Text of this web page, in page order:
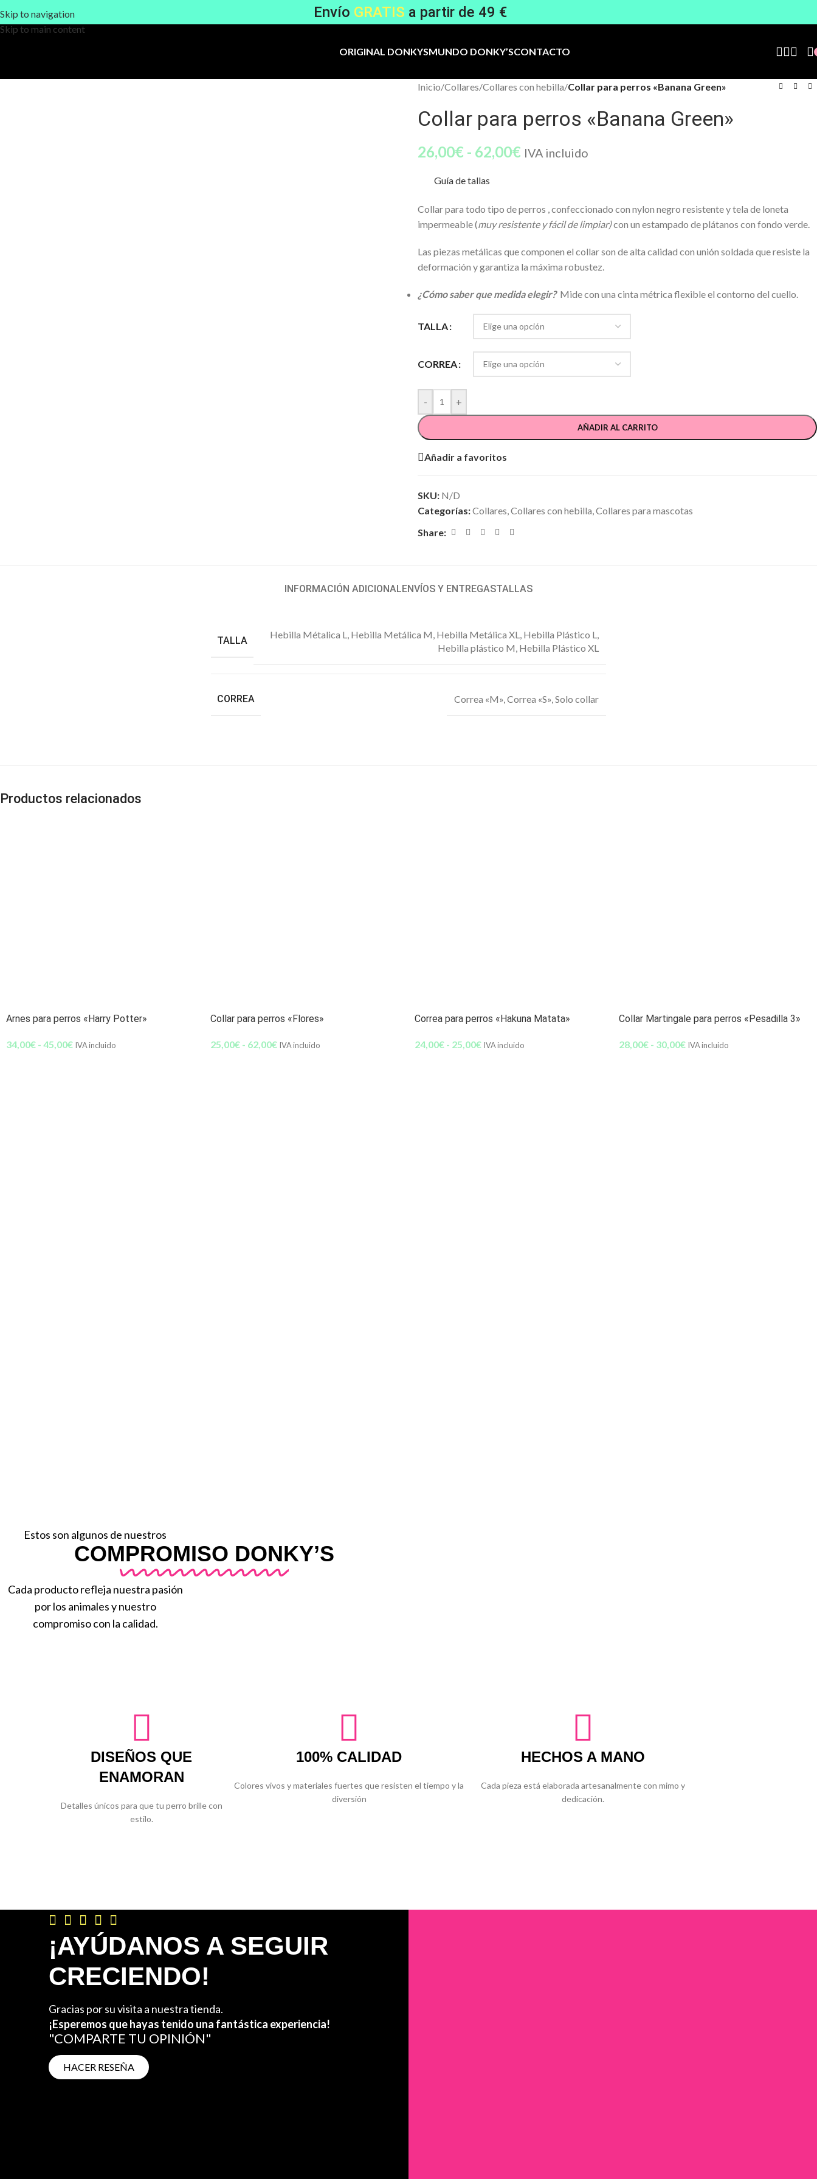
Skip to navigation
Skip to main content
Envío GRATIS a partir de 49 €
ORIGINAL DONKYSMUNDO DONKY’SCONTACTO
Inicio/Collares/Collares con hebilla/Collar para perros «Banana Green»
Collar para perros «Banana Green»
26,00€ - 62,00€ IVA incluido
Guía de tallas
Collar para todo tipo de perros , confeccionado con nylon negro resistente y tela de loneta
impermeable (muy resistente y fácil de limpiar)con un estampado de plátanos con fondo verde.
Las piezas metálicas que componen el collar son de alta calidad con unión soldada que resiste la
deformación y garantiza la máxima robustez.
¿Cómo saber que medida elegir? Mide con una cinta métrica flexible el contorno del cuello.
TALLA
CORREA
- +
AÑADIR AL CARRITO
Añadir a favoritos
SKU: N/D
Categorías:Collares,Collares con hebilla,Collares para mascotas
Share:
INFORMACIÓN ADICIONALENVÍOS Y ENTREGASTALLAS
TALLA
Hebilla Métalica L, Hebilla Metálica M, Hebilla Metálica XL, Hebilla Plástico L,
Hebilla plástico M, Hebilla Plástico XL
CORREA Correa «M»,Correa «S»,Solo collar
Productos relacionados
Arnes para perros «Harry Potter»
34,00€ - 45,00€ IVA incluido
Collar para perros «Flores»
25,00€ - 62,00€ IVA incluido
Correa para perros «Hakuna Matata»
24,00€ - 25,00€ IVA incluido
Collar Martingale para perros «Pesadilla 3»
28,00€ - 30,00€ IVA incluido
Estos son algunos de nuestros
COMPROMISO DONKY’S
Cada producto refleja nuestra pasión
por los animales y nuestro
compromiso con la calidad.
DISEÑOS QUE
ENAMORAN
Detalles únicos para que tu perro brille con
estilo.
100% CALIDAD
Colores vivos y materiales fuertes que resisten el tiempo y la
diversión
HECHOS A MANO
Cada pieza está elaborada artesanalmente con mimo y
dedicación.
    
¡AYÚDANOS A SEGUIR
CRECIENDO!
Gracias por su visita a nuestra tienda.
¡Esperemos que hayas tenido una fantástica experiencia!
"COMPARTE TU OPINIÓN"
HACER RESEÑA